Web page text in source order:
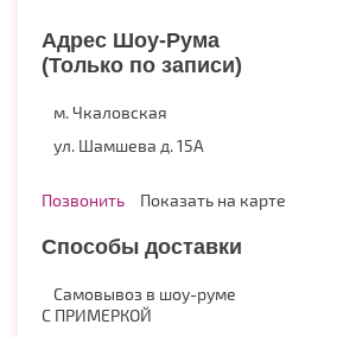
Адрес Шоу-Рума
(Только по записи)
м. Чкаловская
ул. Шамшева д. 15А
Позвонить Показать на карте
Способы доставки
Самовывоз в шоу-руме
С ПРИМЕРКОЙ